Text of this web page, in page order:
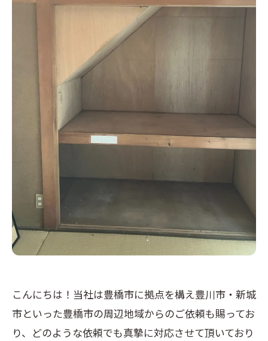
こんにちは！当社は豊橋市に拠点を構え豊川市・新城
市といった豊橋市の周辺地域からのご依頼も賜ってお
り、どのような依頼でも真摯に対応させて頂いており